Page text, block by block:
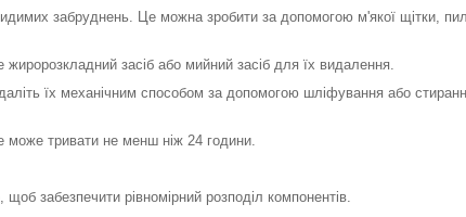
забруднень. Це можна зробити за допомогою м'якої щітки,
засіб або мийний засіб для їх видалення.
їх механічним способом за допомогою шліфування або
може тривати не менш ніж 24 години.
забезпечити рівномірний розподіл компонентів.